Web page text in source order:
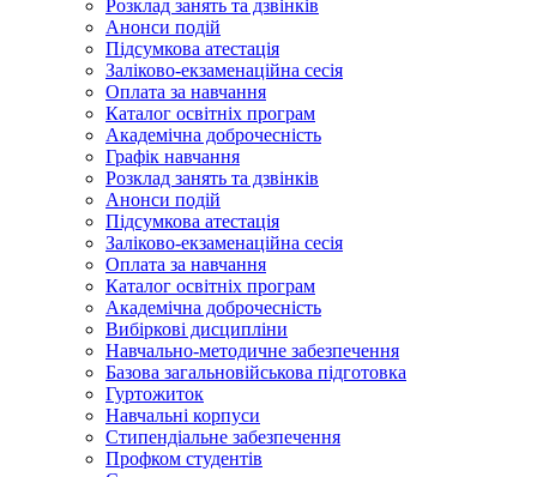
Розклад занять та дзвінків
Анонси подій
Підсумкова атестація
Заліково-екзаменаційна сесія
Оплата за навчання
Каталог освітніх програм
Академічна доброчесність
Графік навчання
Розклад занять та дзвінків
Анонси подій
Підсумкова атестація
Заліково-екзаменаційна сесія
Оплата за навчання
Каталог освітніх програм
Академічна доброчесність
Вибіркові дисципліни
Навчально-методичне забезпечення
Базова загальновійськова підготовка
Гуртожиток
Навчальні корпуси
Стипендіальне забезпечення
Профком студентів